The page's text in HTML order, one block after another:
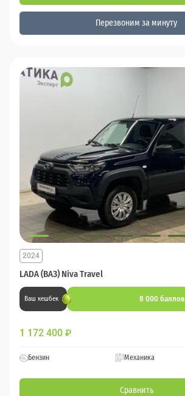
Перезвоним за минуту
LADA (ВАЗ) Niva Travel
2024
Ваш кешбек 8 000 баллов
1 172 400 ₽
Бензин Механика
Сравнить